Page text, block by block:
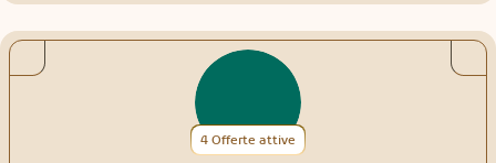
pensa e che intenzioni ha la persona che ci interessa. Ho partecipato
a tantissimi corsi che arricchiscono il consulto che così diventa
speciale spesso indimenticabile. Ti guiderò attraverso tante
sfumature di questa nostra esistenza ed insieme trasformeremo
ogni problema in opportunità nell'amore, campo finanziario e il tuo
benessere personale.Ti aspetto! Con affetto Livia ❤️
4 Offerte attive